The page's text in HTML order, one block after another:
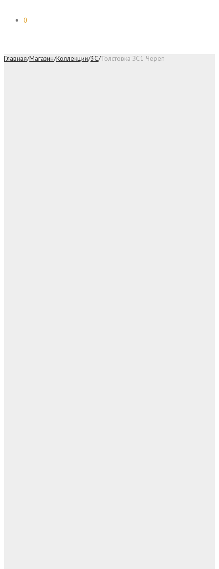
0
Главная/Магазин/Коллекции/3C/Толстовка ЗС1 Череп